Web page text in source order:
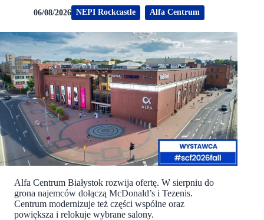
06/08/2026 NEPI Rockcastle Alfa Centrum
Alfa Centrum Białystok rozwija ofertę. W sierpniu do
grona najemców dołączą McDonald’s i Tezenis.
Centrum modernizuje też części wspólne oraz
powiększa i relokuje wybrane salony.